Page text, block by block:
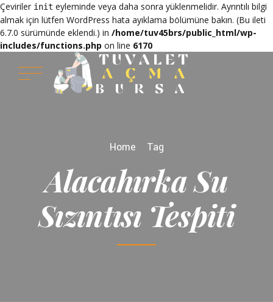
Çeviriler init eyleminde veya daha sonra yüklenmelidir. Ayrıntılı bilgi
almak için lütfen WordPress hata ayıklama bölümüne bakın. (Bu ileti
6.7.0 sürümünde eklendi.) in /home/tuv45brs/public_html/wp-
includes/functions.php on line 6170
Home Tag
Alacahırka Su
Sızıntısı Tespiti